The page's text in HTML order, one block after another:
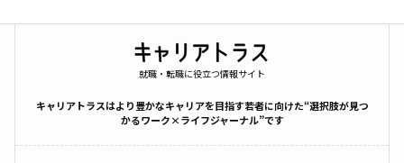
就職・転職に役立つ情報サイト
キャリアトラスはより豊かなキャリアを目指す若者に向けた“選択肢が見つ
かるワーク×ライフジャーナル”です